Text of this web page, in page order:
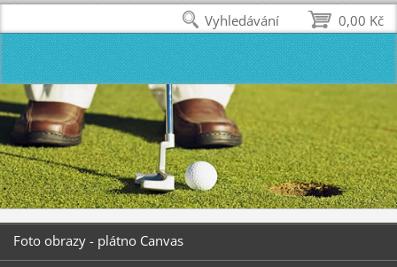
Foto obrazy - plátno Canvas
0,00 Kč
Vyhledávání